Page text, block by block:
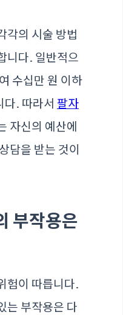
각의 시술 방법
니다. 일반적으
수십만 원 이하
다. 따라서 팔자
자신의 예산에
담을 받는 것이
부작용은
험이 따릅니다.
는 부작용은 다